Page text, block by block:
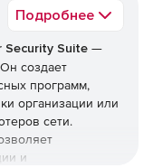
Подробнее
Security Suite —
создает
программ,
организации или
сети.
и